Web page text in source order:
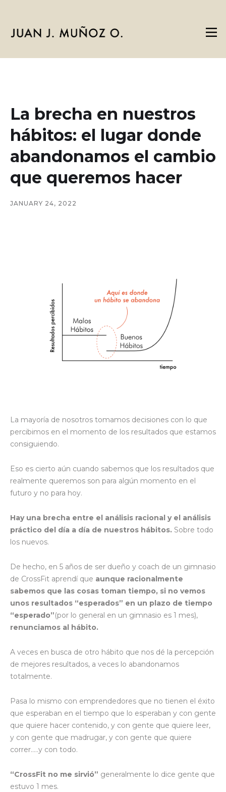
La brecha en nuestros
hábitos: el lugar donde
abandonamos el cambio
que queremos hacer
JANUARY 24, 2022
La mayoría de nosotros tomamos decisiones con lo que
percibimos en el momento de los resultados que estamos
consiguiendo.
Eso es cierto aún cuando sabemos que los resultados que
realmente queremos son para algún momento en el
futuro y no para hoy.
Hay una brecha entre el análisis racional y el análisis
práctico del día a día de nuestros hábitos. Sobre todo
los nuevos.
De hecho, en 5 años de ser dueño y coach de un gimnasio
de CrossFit aprendí que aunque racionalmente
sabemos que las cosas toman tiempo, si no vemos
unos resultados “esperados” en un plazo de tiempo
“esperado”(por lo general en un gimnasio es 1 mes),
renunciamos al hábito.
A veces en busca de otro hábito que nos dé la percepción
de mejores resultados, a veces lo abandonamos
totalmente.
Pasa lo mismo con emprendedores que no tienen el éxito
que esperaban en el tiempo que lo esperaban y con gente
que quiere hacer contenido, y con gente que quiere leer,
y con gente que madrugar, y con gente que quiere
correr…..y con todo.
“CrossFit no me sirvió” generalmente lo dice gente que
estuvo 1 mes.